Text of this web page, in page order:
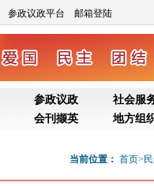
参政议政平台 邮箱登陆
参政议政 社会服
会刊撷英 地方组
当前位置： 首页>